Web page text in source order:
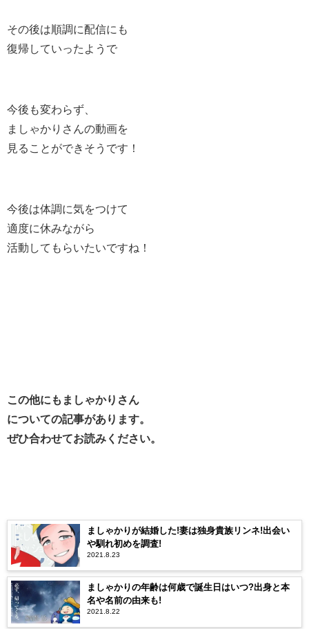
その後は順調に配信にも
復帰していったようで
今後も変わらず、
ましゃかりさんの動画を
見ることができそうです！
今後は体調に気をつけて
適度に休みながら
活動してもらいたいですね！
この他にもましゃかりさん
についての記事があります。
ぜひ合わせてお読みください。
ましゃかりが結婚した!妻は独身貴族リンネ!出会い
や馴れ初めを調査!
2021.8.23
ましゃかりの年齢は何歳で誕生日はいつ?出身と本
名や名前の由来も!
2021.8.22